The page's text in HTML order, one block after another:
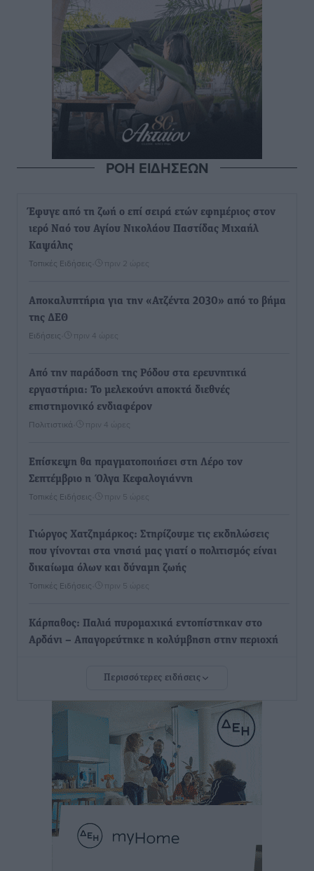
ΡΟΗ ΕΙΔΗΣΕΩΝ
Έφυγε από τη ζωή ο επί σειρά ετών εφημέριος στον
ιερό Ναό του Αγίου Νικολάου Παστίδας Μιχαήλ
Καψάλης
Τοπικές Ειδήσεις πριν 2 ώρες
Αποκαλυπτήρια για την «Ατζέντα 2030» από το βήμα
της ΔΕΘ
Ειδήσεις πριν 4 ώρες
Από την παράδοση της Ρόδου στα ερευνητικά
εργαστήρια: Το μελεκούνι αποκτά διεθνές
επιστημονικό ενδιαφέρον
Πολιτιστικά πριν 4 ώρες
Επίσκεψη θα πραγματοποιήσει στη Λέρο τον
Σεπτέμβριο η Όλγα Κεφαλογιάννη
Τοπικές Ειδήσεις πριν 5 ώρες
Γιώργος Χατζημάρκος: Στηρίζουμε τις εκδηλώσεις
που γίνονται στα νησιά μας γιατί ο πολιτισμός είναι
δικαίωμα όλων και δύναμη ζωής
Τοπικές Ειδήσεις πριν 5 ώρες
Κάρπαθος: Παλιά πυρομαχικά εντοπίστηκαν στο
Αρδάνι – Απαγορεύτηκε η κολύμβηση στην περιοχή
εφησυχασμού» – Σε πλήρη ετοιμότητα ο μηχανισμός
Ειδήσεις πριν 6 ώρες
Καιρός: Επιμένουν οι υψηλές θερμοκρασίες – Ισχυρά
μελτέμια έως 9 μποφόρ, σε «Red Code» 6 περιοχές
Τοπικές Ειδήσεις• πριν 7 ώρες
Τα φοιτητικά ενοίκια «τινάζουν στον αέρα» τους
Περισσότερες ειδήσεις